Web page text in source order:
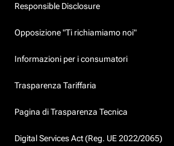
Responsible Disclosure
Opposizione "Ti richiamiamo noi"
Informazioni per i consumatori
Trasparenza Tariffaria
Pagina di Trasparenza Tecnica
Digital Services Act (Reg. UE 2022/2065)